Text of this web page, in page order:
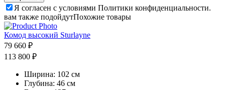
Я согласен с условиями Политики конфиденциальности.
вам также подойдутПохожие товары
Комод высокий Sturlayne
79 660 ₽
113 800 ₽
Ширина: 102 см
Глубина: 46 см